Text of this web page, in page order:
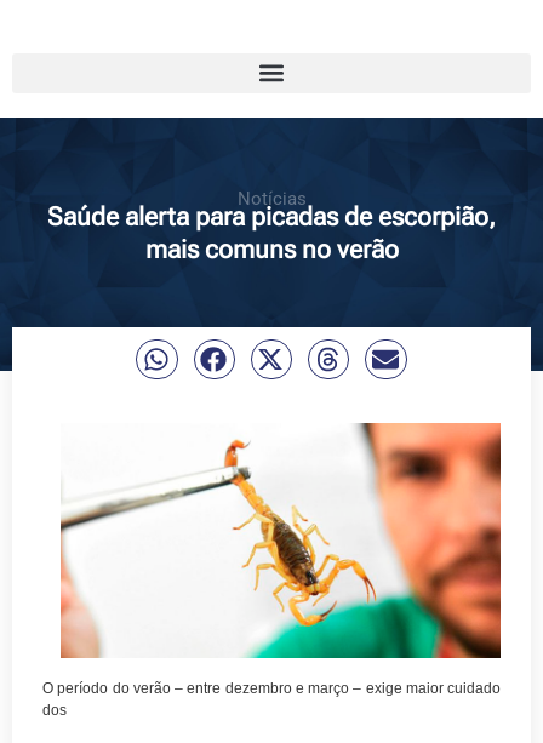
Notícias
Saúde alerta para picadas de escorpião,
mais comuns no verão
O período do verão – entre dezembro e março – exige maior cuidado
dos